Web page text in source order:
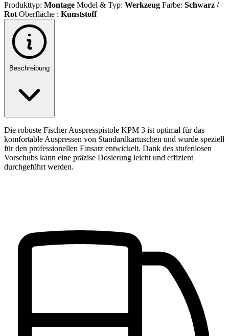
Produkttyp: Montage Model & Typ: Werkzeug Farbe: Schwarz /
Rot Oberfläche : Kunststoff
Beschreibung
Die robuste Fischer Auspresspistole KPM 3 ist optimal für das
komfortable Auspressen von Standardkartuschen und wurde speziell
für den professionellen Einsatz entwickelt. Dank des stufenlosen
Vorschubs kann eine präzise Dosierung leicht und effizient
durchgeführt werden.